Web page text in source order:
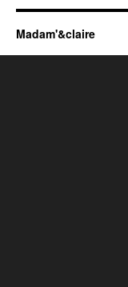
Madam'&claire